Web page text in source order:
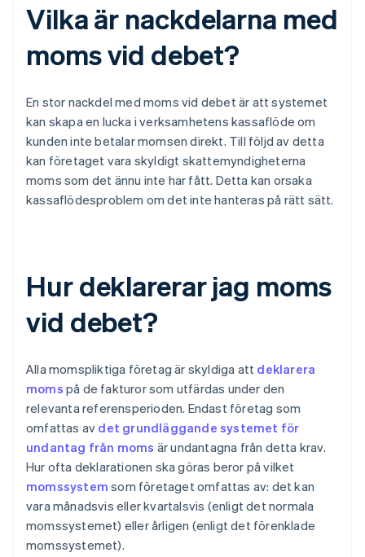
Vilka är nackdelarna med
moms vid debet?
En stor nackdel med moms vid debet är att systemet
kan skapa en lucka i verksamhetens kassaflöde om
kunden inte betalar momsen direkt. Till följd av detta
kan företaget vara skyldigt skattemyndigheterna
moms som det ännu inte har fått. Detta kan orsaka
kassaflödesproblem om det inte hanteras på rätt sätt.
Hur deklarerar jag moms
vid debet?
Alla momspliktiga företag är skyldiga att deklarera
moms på de fakturor som utfärdas under den
relevanta referensperioden. Endast företag som
omfattas av det grundläggande systemet för
undantag från moms är undantagna från detta krav.
Hur ofta deklarationen ska göras beror på vilket
momssystem som företaget omfattas av: det kan
vara månadsvis eller kvartalsvis (enligt det normala
momssystemet) eller årligen (enligt det förenklade
momssystemet).